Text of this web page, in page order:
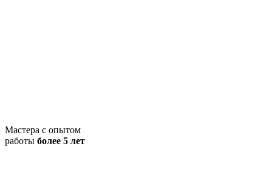
Мастера с опытом
работы более 5 лет